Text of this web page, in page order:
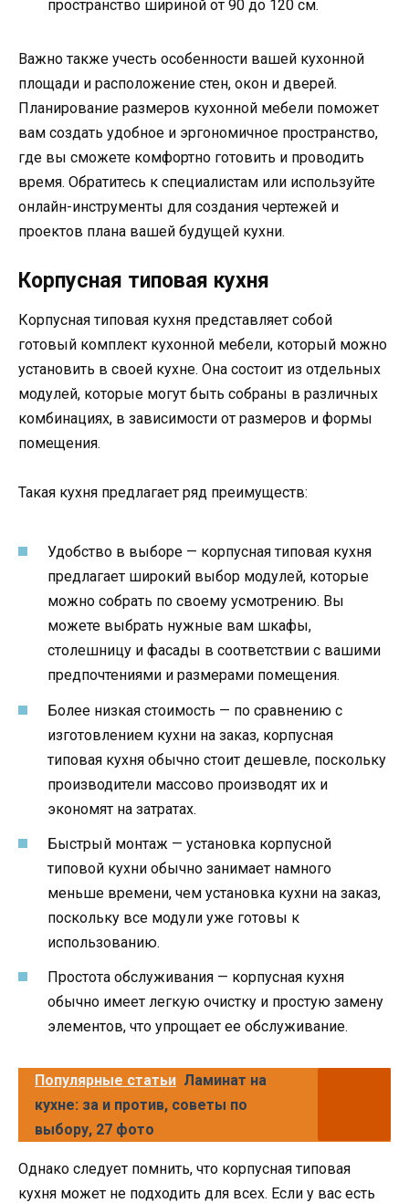
пространство шириной от 90 до 120 см.
Важно также учесть особенности вашей кухонной
площади и расположение стен, окон и дверей.
Планирование размеров кухонной мебели поможет
вам создать удобное и эргономичное пространство,
где вы сможете комфортно готовить и проводить
время. Обратитесь к специалистам или используйте
онлайн-инструменты для создания чертежей и
проектов плана вашей будущей кухни.
Корпусная типовая кухня
Корпусная типовая кухня представляет собой
готовый комплект кухонной мебели, который можно
установить в своей кухне. Она состоит из отдельных
модулей, которые могут быть собраны в различных
комбинациях, в зависимости от размеров и формы
помещения.
Такая кухня предлагает ряд преимуществ:
Удобство в выборе — корпусная типовая кухня
предлагает широкий выбор модулей, которые
можно собрать по своему усмотрению. Вы
можете выбрать нужные вам шкафы,
столешницу и фасады в соответствии с вашими
предпочтениями и размерами помещения.
Более низкая стоимость — по сравнению с
изготовлением кухни на заказ, корпусная
типовая кухня обычно стоит дешевле, поскольку
производители массово производят их и
экономят на затратах.
Быстрый монтаж — установка корпусной
типовой кухни обычно занимает намного
меньше времени, чем установка кухни на заказ,
поскольку все модули уже готовы к
использованию.
Простота обслуживания — корпусная кухня
обычно имеет легкую очистку и простую замену
элементов, что упрощает ее обслуживание.
Популярные статьи Ламинат на
кухне: за и против, советы по
выбору, 27 фото
Однако следует помнить, что корпусная типовая
кухня может не подходить для всех. Если у вас есть